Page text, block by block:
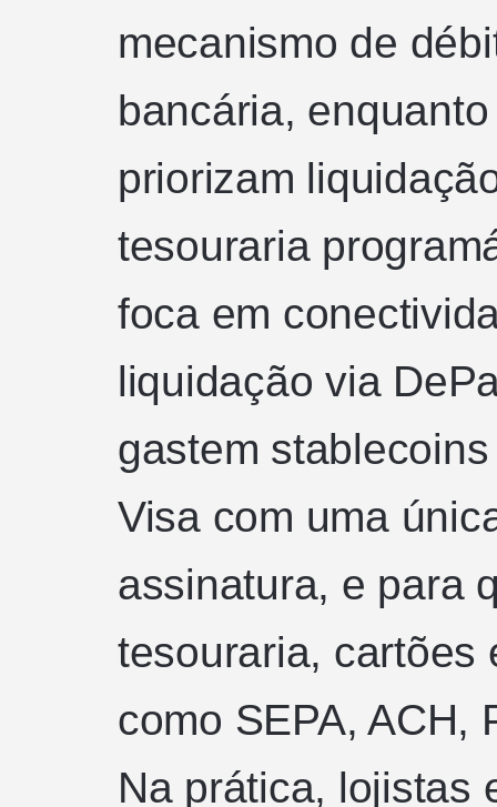
mecanismo de
bancária,
priorizam
tesouraria
foca em
liquidação via
gastem
Visa com uma
assinatura, e para
tesouraria, cartões
como SEPA, ACH,
Na prática, lojistas